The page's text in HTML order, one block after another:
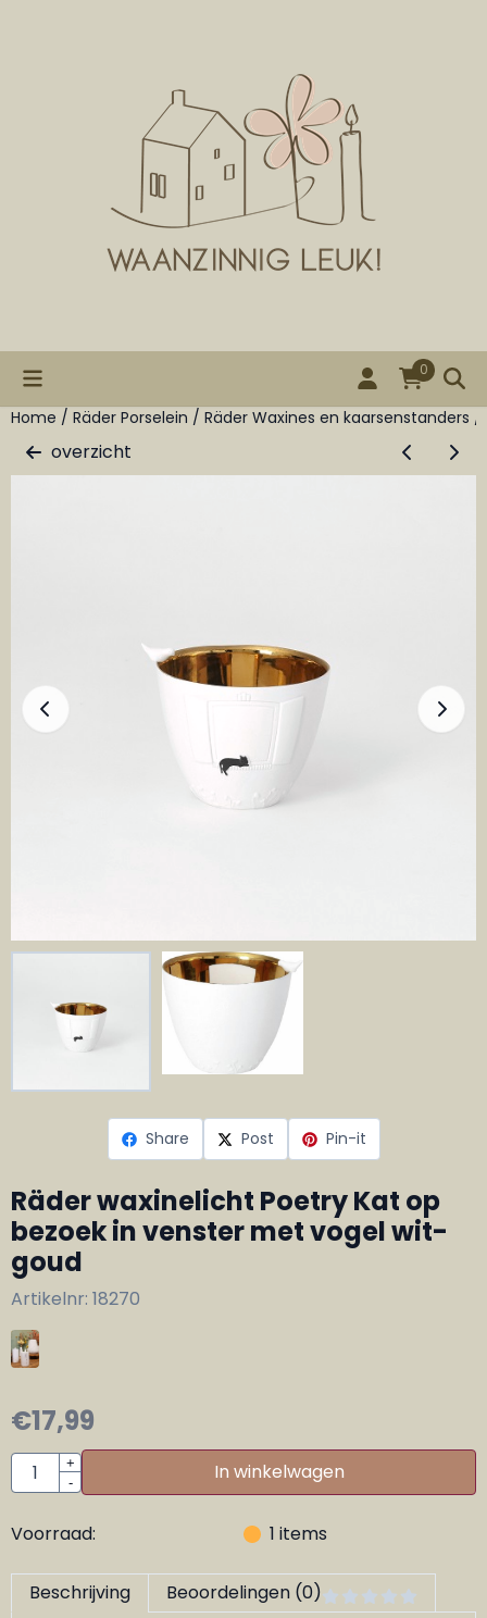
0
Home / Räder Porselein / Räder Waxines en kaarsenstanders /
overzicht
Share Post Pin-it
Räder waxinelicht Poetry Kat op
bezoek in venster met vogel wit-
goud
Artikelnr: 18270
€17,99
Aantal
+
-
In winkelwagen
Voorraad: 1 items
Beschrijving Beoordelingen (0)